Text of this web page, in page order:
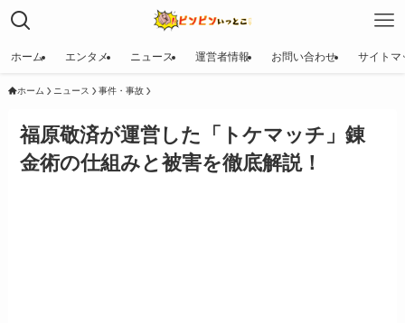
ホーム エンタメ ニュース 運営者情報 お問い合わせ サイトマ
ホーム ニュース 事件・事故
福原敬済が運営した「トケマッチ」錬
金術の仕組みと被害を徹底解説！